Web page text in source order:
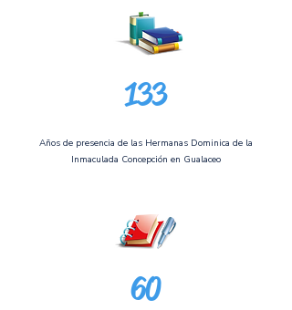
133
Años de presencia de las Hermanas Dominica de la
Inmaculada Concepción en Gualaceo
60